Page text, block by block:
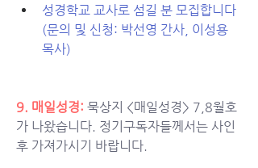
성경학교 교사로 섬길 분 모집합니다
(문의 및 신청: 박선영 간사, 이성용
목사)
9. 매일성경: 묵상지 <매일성경> 7,8월호
가 나왔습니다. 정기구독자들께서는 사인
후 가져가시기 바랍니다.